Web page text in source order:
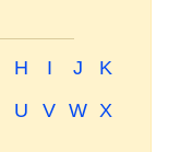
H I J
K
U V W X